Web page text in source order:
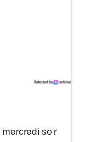
soir